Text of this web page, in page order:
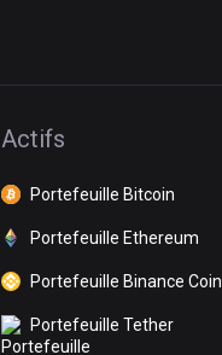
Actifs
Portefeuille Bitcoin
Portefeuille Ethereum
Portefeuille Binance Coin
Portefeuille Tether